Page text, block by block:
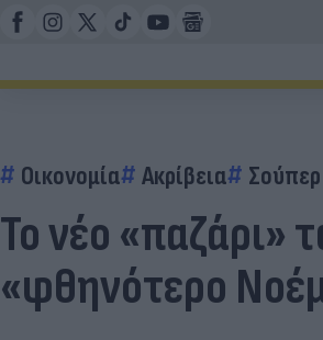
Οικονομία Ακρίβεια
Το νέο «παζάρι»
«φθηνότερο